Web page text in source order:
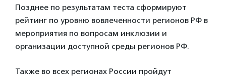
Позднее по результатам теста сформируют
рейтинг по уровню вовлеченности регионов РФ в
мероприятия по вопросам инклюзии и
организации доступной среды регионов РФ.
Также во всех регионах России пройдут